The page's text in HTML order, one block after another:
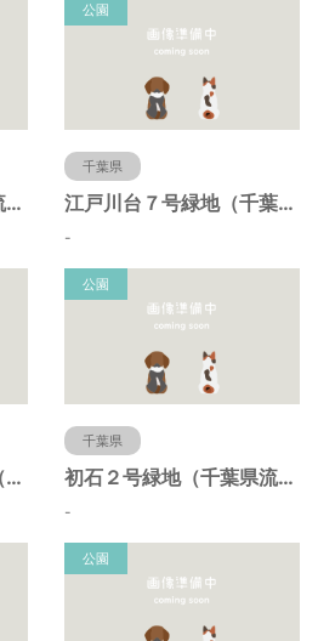
初石１号緑地（千葉県流山市）
公園
千葉県
江戸川台７号緑地（千葉県流山市）
-
江戸川台西４丁目緑地（千葉県流山市）
公園
千葉県
初石２号緑地（千葉県流山市）
-
公園